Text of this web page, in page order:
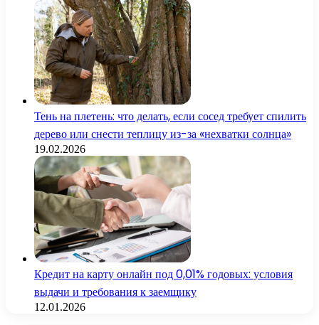
Тень на плетень: что делать, если сосед требует спилить
дерево или снести теплицу из-за «нехватки солнца»
19.02.2026
Кредит на карту онлайн под 0,01% годовых: условия
выдачи и требования к заемщику
12.01.2026